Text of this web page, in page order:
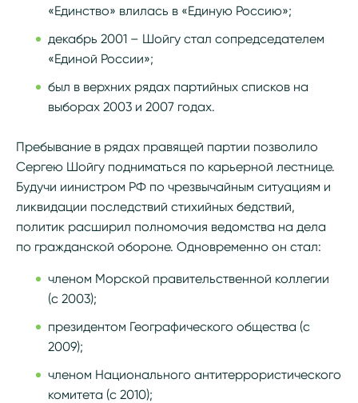
«Единство» влилась в «Единую Россию»;
декабрь 2001 – Шойгу стал сопредседателем
«Единой России»;
был в верхних рядах партийных списков на
выборах 2003 и 2007 годах.
Пребывание в рядах правящей партии позволило
Сергею Шойгу подниматься по карьерной лестнице.
Будучи иинистром РФ по чрезвычайным ситуациям и
ликвидации последствий стихийных бедствий,
политик расширил полномочия ведомства на дела
по гражданской обороне. Одновременно он стал:
членом Морской правительственной коллегии
(с 2003);
президентом Географического общества (с
2009);
членом Национального антитеррористического
комитета (с 2010);